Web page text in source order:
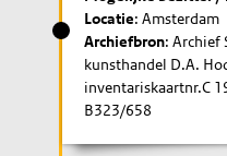
Locatie: Amsterdam
Archiefbron: Archief
kunsthandel D.A.
inventariskaartnr.C
B323/658